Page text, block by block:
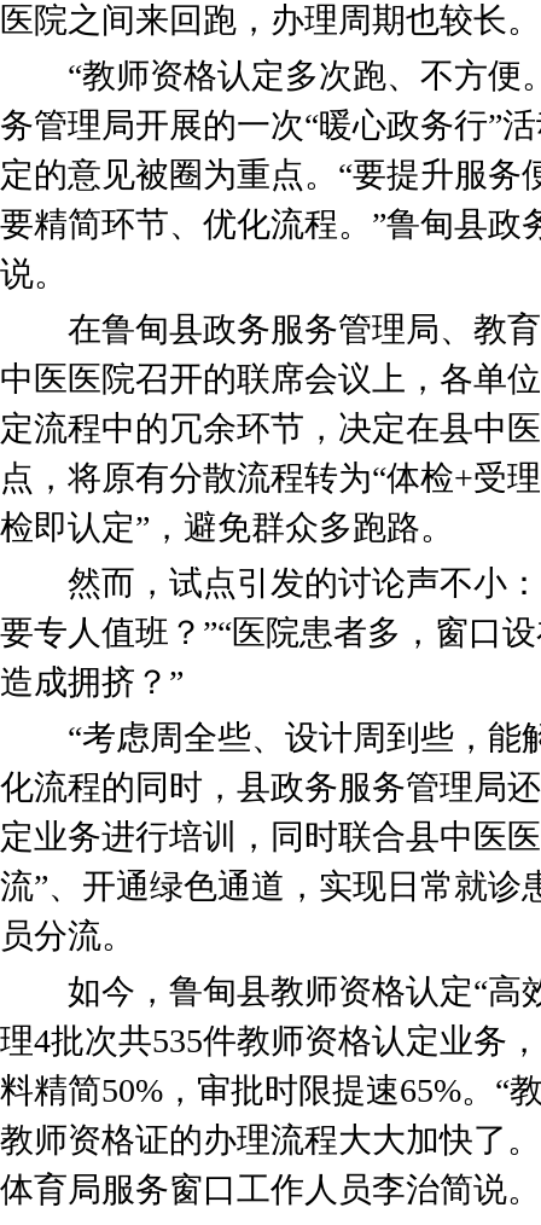
医院之间来回跑，办理周期也较长。
“教师资格认定多次跑、不方便
务管理局开展的一次“暖心政务行”
定的意见被圈为重点。“要提升服务
要精简环节、优化流程。”鲁甸县政
说。
在鲁甸县政务服务管理局、教育
中医医院召开的联席会议上，各单
定流程中的冗余环节，决定在县中
点，将原有分散流程转为“体检+受
检即认定”，避免群众多跑路。
然而，试点引发的讨论声不小：
要专人值班？”“医院患者多，窗口
造成拥挤？”
“考虑周全些、设计周到些，能
化流程的同时，县政务服务管理局
定业务进行培训，同时联合县中医
流”、开通绿色通道，实现日常就诊
员分流。
如今，鲁甸县教师资格认定“高
理4批次共535件教师资格认定业务
料精简50%，审批时限提速65%。“
教师资格证的办理流程大大加快了
体育局服务窗口工作人员李治简说